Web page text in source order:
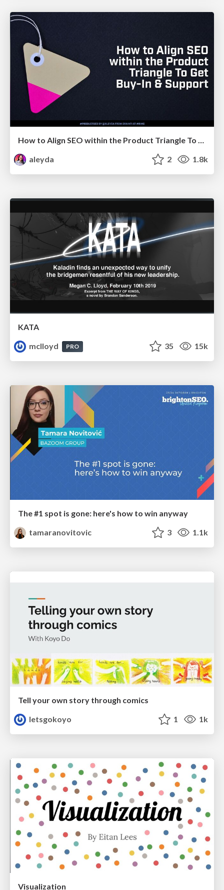
How to Align SEO within the Product Triangle To Get Buy-In & Support - #RIMC
aleyda
2 1.8k
KATA
mclloyd
PRO 35 15k
The #1 spot is gone: here's how to win anyway
tamaranovitovic
3 1.1k
Tell your own story through comics
letsgokoyo
1 1k
Visualization